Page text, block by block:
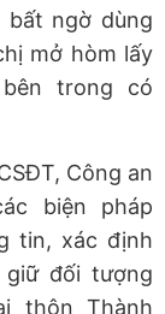
bất ngờ dùng
mở hòm lấy
trong có
Công an
biện pháp
tin, xác định
đối tượng
thôn Thành